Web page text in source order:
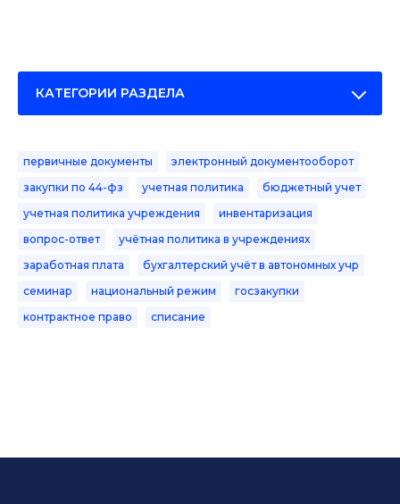
КАТЕГОРИИ РАЗДЕЛА
первичные документы
электронный документооборот
закупки по 44-фз
учетная политика
бюджетный учет
учетная политика учреждения
инвентаризация
вопрос-ответ
учётная политика в учреждениях
заработная плата
бухгалтерский учёт в автономных учр
семинар
национальный режим
госзакупки
контрактное право
списание